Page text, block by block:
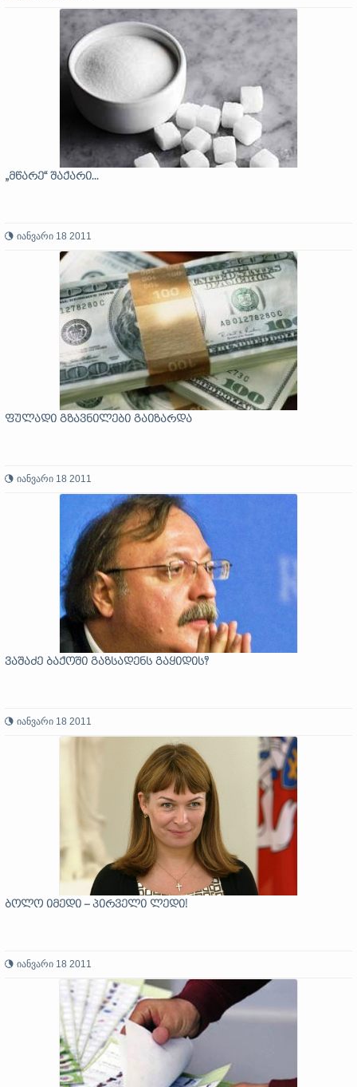
„მწარე“ შაქარი...
იანვარი 18 2011
ფულადი გზავნილები გაიზარდა
იანვარი 18 2011
ვაშაძე ბაქოში გაზსადენს გაყიდის?
იანვარი 18 2011
ბოლო იმედი – პირველი ლედი!
იანვარი 18 2011